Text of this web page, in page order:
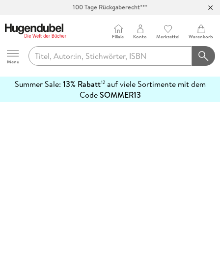
100 Tage Rückgaberecht***
Hugendubel
Menu
Filiale Konto Merkzettel Warenkorb
Summer Sale: 13% Rabatt12auf viele Sortimente mit dem
CodeSOMMER13
erfahren